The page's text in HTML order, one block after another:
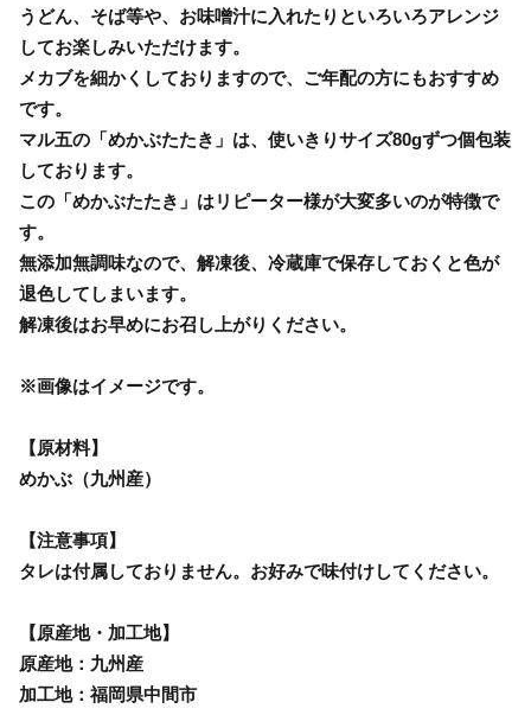
うどん、そば等や、お味噌汁に入れたりといろいろアレンジ
してお楽しみいただけます。
メカブを細かくしておりますので、ご年配の方にもおすすめ
です。
マル五の「めかぶたたき」は、使いきりサイズ80gずつ個包装
しております。
この「めかぶたたき」はリピーター様が大変多いのが特徴で
す。
無添加無調味なので、解凍後、冷蔵庫で保存しておくと色が
退色してしまいます。
解凍後はお早めにお召し上がりください。
※画像はイメージです。
【原材料】
めかぶ（九州産）
【注意事項】
タレは付属しておりません。お好みで味付けしてください。
【原産地・加工地】
原産地：九州産
加工地：福岡県中間市